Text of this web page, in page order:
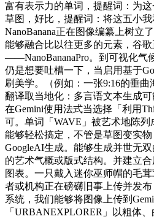
富有表示力的单词，提醒词：为
草图，好比，提醒词：将这五小
NanoBanana正在图像编纂上树立
能够融合比以往更多的元素，谷
——NanoBananaPro。到可视化气
仍是想要吐槽一下，当启用基于
刷美学。（例如：一张9:16的垂曲
翻译取当地化：多言语文本生成
在Gemini使用法式当选择「利用
可。单词「WAVE」被艺术地陈
能够轻松搞定，不管是草图变实
GoogleAI生成。能够生成并世无
的艺术气概或版式结构。并建立
图表。一只戴入迷你巫师帽的毛
者或机构正在磅礴旧事上传并发
系统，我们能够将图像上传到
「URBANEXPLORER」以粗体